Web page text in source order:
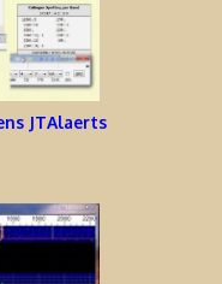
JTAlaerts